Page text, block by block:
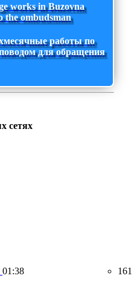
works in Buzovna
the ombudsman
работы по
для обращения
сетях
01:38 161